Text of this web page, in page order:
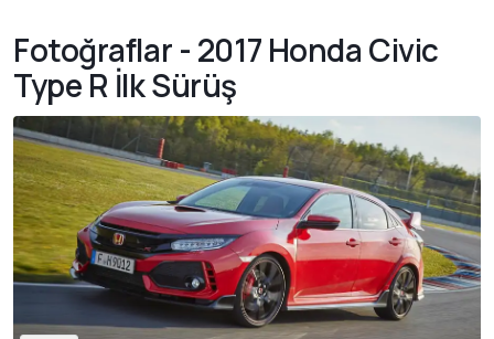
Fotoğraflar - 2017 Honda Civic
Type R İlk Sürüş